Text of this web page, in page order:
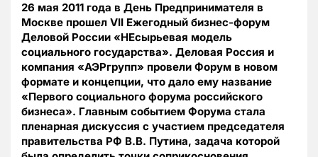
26 мая 2011 года в День Предпринимателя в
Москве прошел VII Ежегодный бизнес-форум
Деловой России «НЕсырьевая модель
социального государства». Деловая Россия и
компания «АЭРгрупп» провели Форум в новом
формате и концепции, что дало ему название
«Первого социального форума российского
бизнеса». Главным событием Форума стала
пленарная дискуссия с участием председателя
правительства РФ В.В. Путина, задача которой